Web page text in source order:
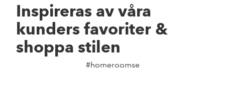
Inspireras av våra
kunders favoriter &
shoppa stilen
#homeroomse